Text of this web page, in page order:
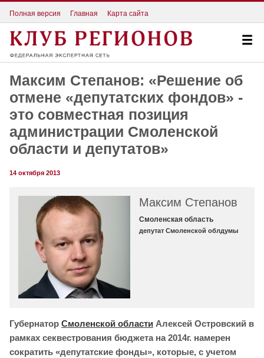
Полная версия Главная Карта сайта
Максим Степанов: «Решение об
отмене «депутатских фондов» -
это совместная позиция
администрации Смоленской
области и депутатов»
14 октября 2013
Максим Степанов
Смоленская область
депутат Смоленской облдумы
Губернатор Смоленской области Алексей Островский в
рамках секвестрования бюджета на 2014г. намерен
сократить «депутатские фонды», которые, с учетом